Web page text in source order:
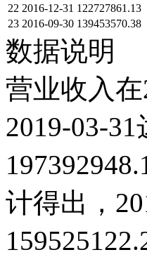
22 2016-12-31 122727861.13
23 2016-09-30 139453570.38
数据说明
营业收入
2019-03-
计得出，